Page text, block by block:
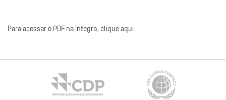
Para acessar o PDF na íntegra, clique aqui.